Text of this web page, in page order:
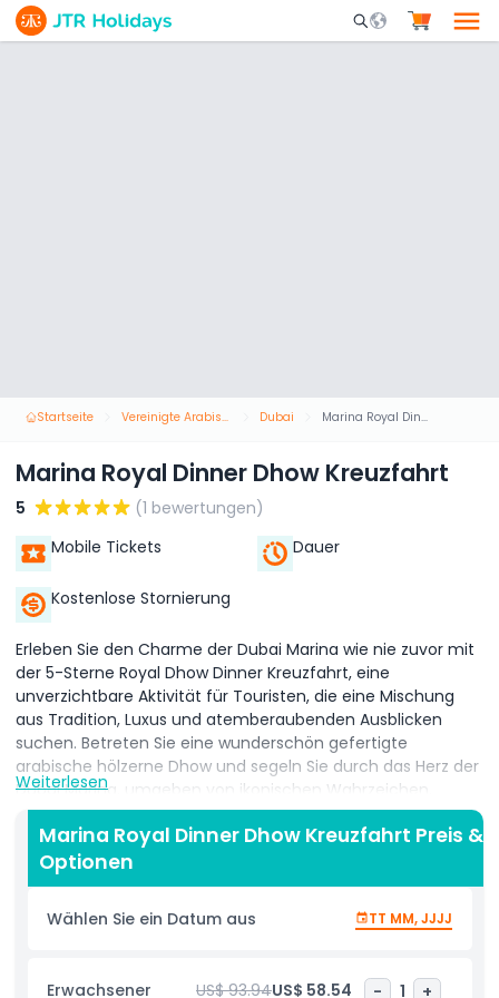
Mobile Search
Startseite Vereinigte Arabische Emirate Dubai Marina Royal Dinner Dhow Kreuzfahrt
Marina Royal Dinner Dhow Kreuzfahrt
5
(1 bewertungen)
Mobile Tickets
Dauer
Kostenlose Stornierung
Erleben Sie den Charme der Dubai Marina wie nie zuvor mit
der 5-Sterne Royal Dhow Dinner Kreuzfahrt, eine
unverzichtbare Aktivität für Touristen, die eine Mischung
aus Tradition, Luxus und atemberaubenden Ausblicken
suchen. Betreten Sie eine wunderschön gefertigte
arabische hölzerne Dhow und segeln Sie durch das Herz der
Dubai Marina, umgeben von ikonischen Wahrzeichen,
glitzernden Wolkenkratzern, Fünf-Sterne-Hotels und dem
weltberühmten Cayan Tower. Diese zweistündige
Abendkreuzfahrt bietet mehr als nur Besichtigungen – es ist
eine Reise durch einen der lebhaftesten Stadtteile von
Dubai. Bewundern Sie die illuminierte Skyline der Stadt,
einschließlich Sehenswürdigkeiten wie den Dubai Marina
auf den Burj Khalifa. Die lebhafte Atmosphäre der Dubai
Weiterlesen
Marina Royal Dinner Dhow Kreuzfahrt Preis &
Optionen
Wählen Sie ein Datum aus TT MM, JJJJ
Erwachsener US$ 93.94US$ 58.54 - 1 +